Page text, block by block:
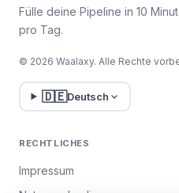
Fülle deine Pipeline in 10
pro Tag.
© 2026 Waalaxy. Alle Rechte
🇩🇪Deutsch
RECHTLICHES
Impressum